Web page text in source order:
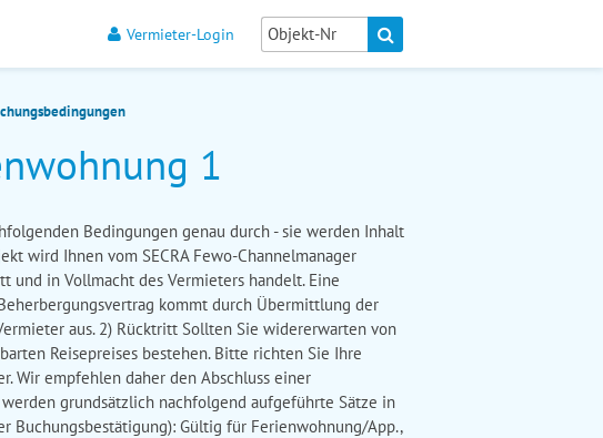
Vermieter-Login
1
Bedingungen genau durch - sie werden Inhalt
wird Ihnen vom SECRA Fewo-Channelmanager
in Vollmacht des Vermieters handelt. Eine
kommt durch Übermittlung der
aus. 2) Rücktritt Sollten Sie widererwarten von
Reisepreises bestehen. Bitte richten Sie Ihre
Wir empfehlen daher den Abschluss einer
grundsätzlich nachfolgend aufgeführte Sätze in
Buchungsbestätigung): Gültig für Ferienwohnung/App.,